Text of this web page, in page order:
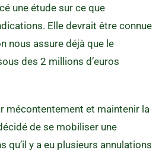
une étude sur ce que
Elle devrait être connue
nous assure déjà que le
des 2 millions d’euros
mécontentement et maintenir la
de se mobiliser une
qu’il y a eu plusieurs annulations